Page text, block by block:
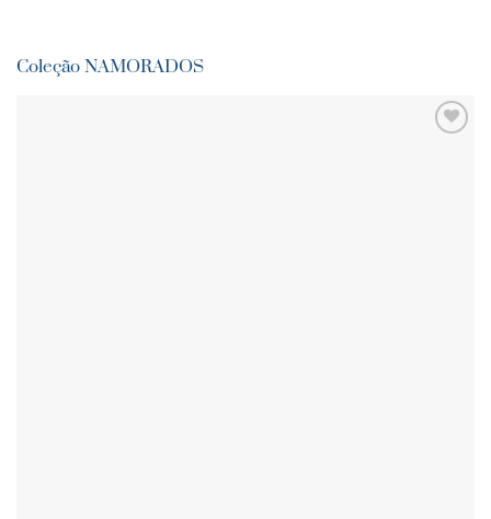
Coleção NAMORADOS